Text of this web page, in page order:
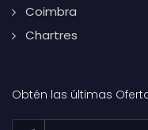
Coimbra
Chartres
Obtén las últimas